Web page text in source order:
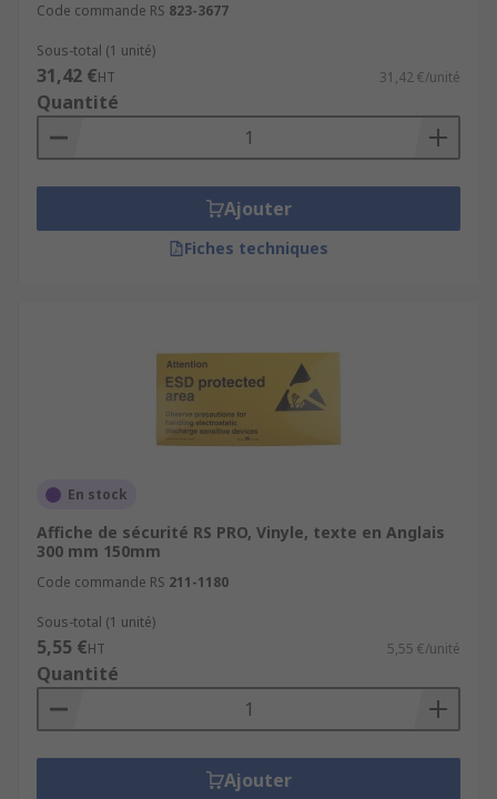
Code commande RS 823-3677
Sous-total (1 unité)
31,42 €HT 31,42 €/unité
Quantité
Ajouter
Fiches techniques
En stock
Affiche de sécurité RS PRO, Vinyle, texte en Anglais
300 mm 150mm
Code commande RS 211-1180
Sous-total (1 unité)
5,55 €HT 5,55 €/unité
Quantité
Ajouter